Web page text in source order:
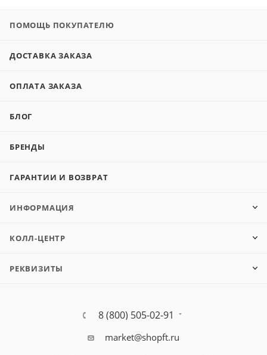
ПОМОЩЬ ПОКУПАТЕЛЮ
ДОСТАВКА ЗАКАЗА
ОПЛАТА ЗАКАЗА
БЛОГ
БРЕНДЫ
ГАРАНТИИ И ВОЗВРАТ
ИНФОРМАЦИЯ
КОЛЛ-ЦЕНТР
РЕКВИЗИТЫ
8 (800) 505-02-91
market@shopft.ru